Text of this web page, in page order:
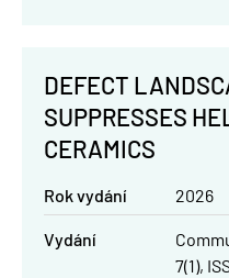
DEFECT
SUPPRESSES
CERAMICS
Rok vydání 2026
Vydání
7(1),